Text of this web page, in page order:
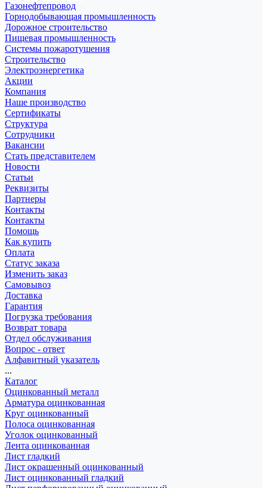
Газонефтепровод
Горнодобывающая промышленность
Дорожное строительство
Пищевая промышленность
Системы пожаротушения
Строительство
Электроэнергетика
Акции
Компания
Наше производство
Сертификаты
Структура
Сотрудники
Вакансии
Стать представителем
Новости
Статьи
Реквизиты
Партнеры
Контакты
Контакты
Помощь
Как купить
Оплата
Статус заказа
Изменить заказ
Самовывоз
Доставка
Гарантия
Погрузка требования
Возврат товара
Отдел обслуживания
Вопрос - ответ
Алфавитный указатель
...
Каталог
Оцинкованный металл
Арматура оцинкованная
Круг оцинкованный
Полоса оцинкованная
Уголок оцинкованный
Лента оцинкованная
Лист гладкий
Лист окрашенный оцинкованный
Лист оцинкованный гладкий